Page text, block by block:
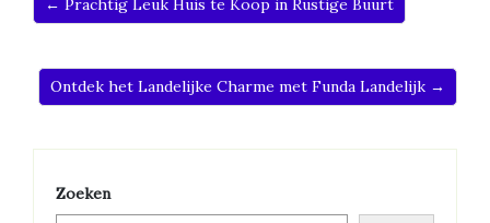
Ontdek het Landelijke Charme met Funda Landelijk →
Zoeken